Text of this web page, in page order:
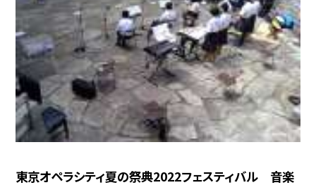
東京オペラシティ夏の祭典2022フェスティバル 音楽